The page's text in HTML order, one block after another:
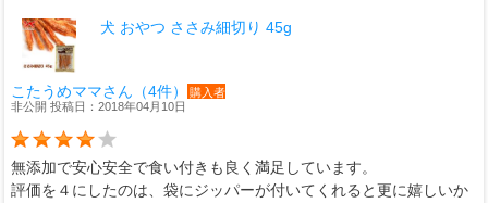
犬 おやつ ささみ細切り 45g
こたうめママさん（4件）
購入者
非公開 投稿日：2018年04月10日
無添加で安心安全で食い付きも良く満足しています。
評価を４にしたのは、袋にジッパーが付いてくれると更に嬉しいか